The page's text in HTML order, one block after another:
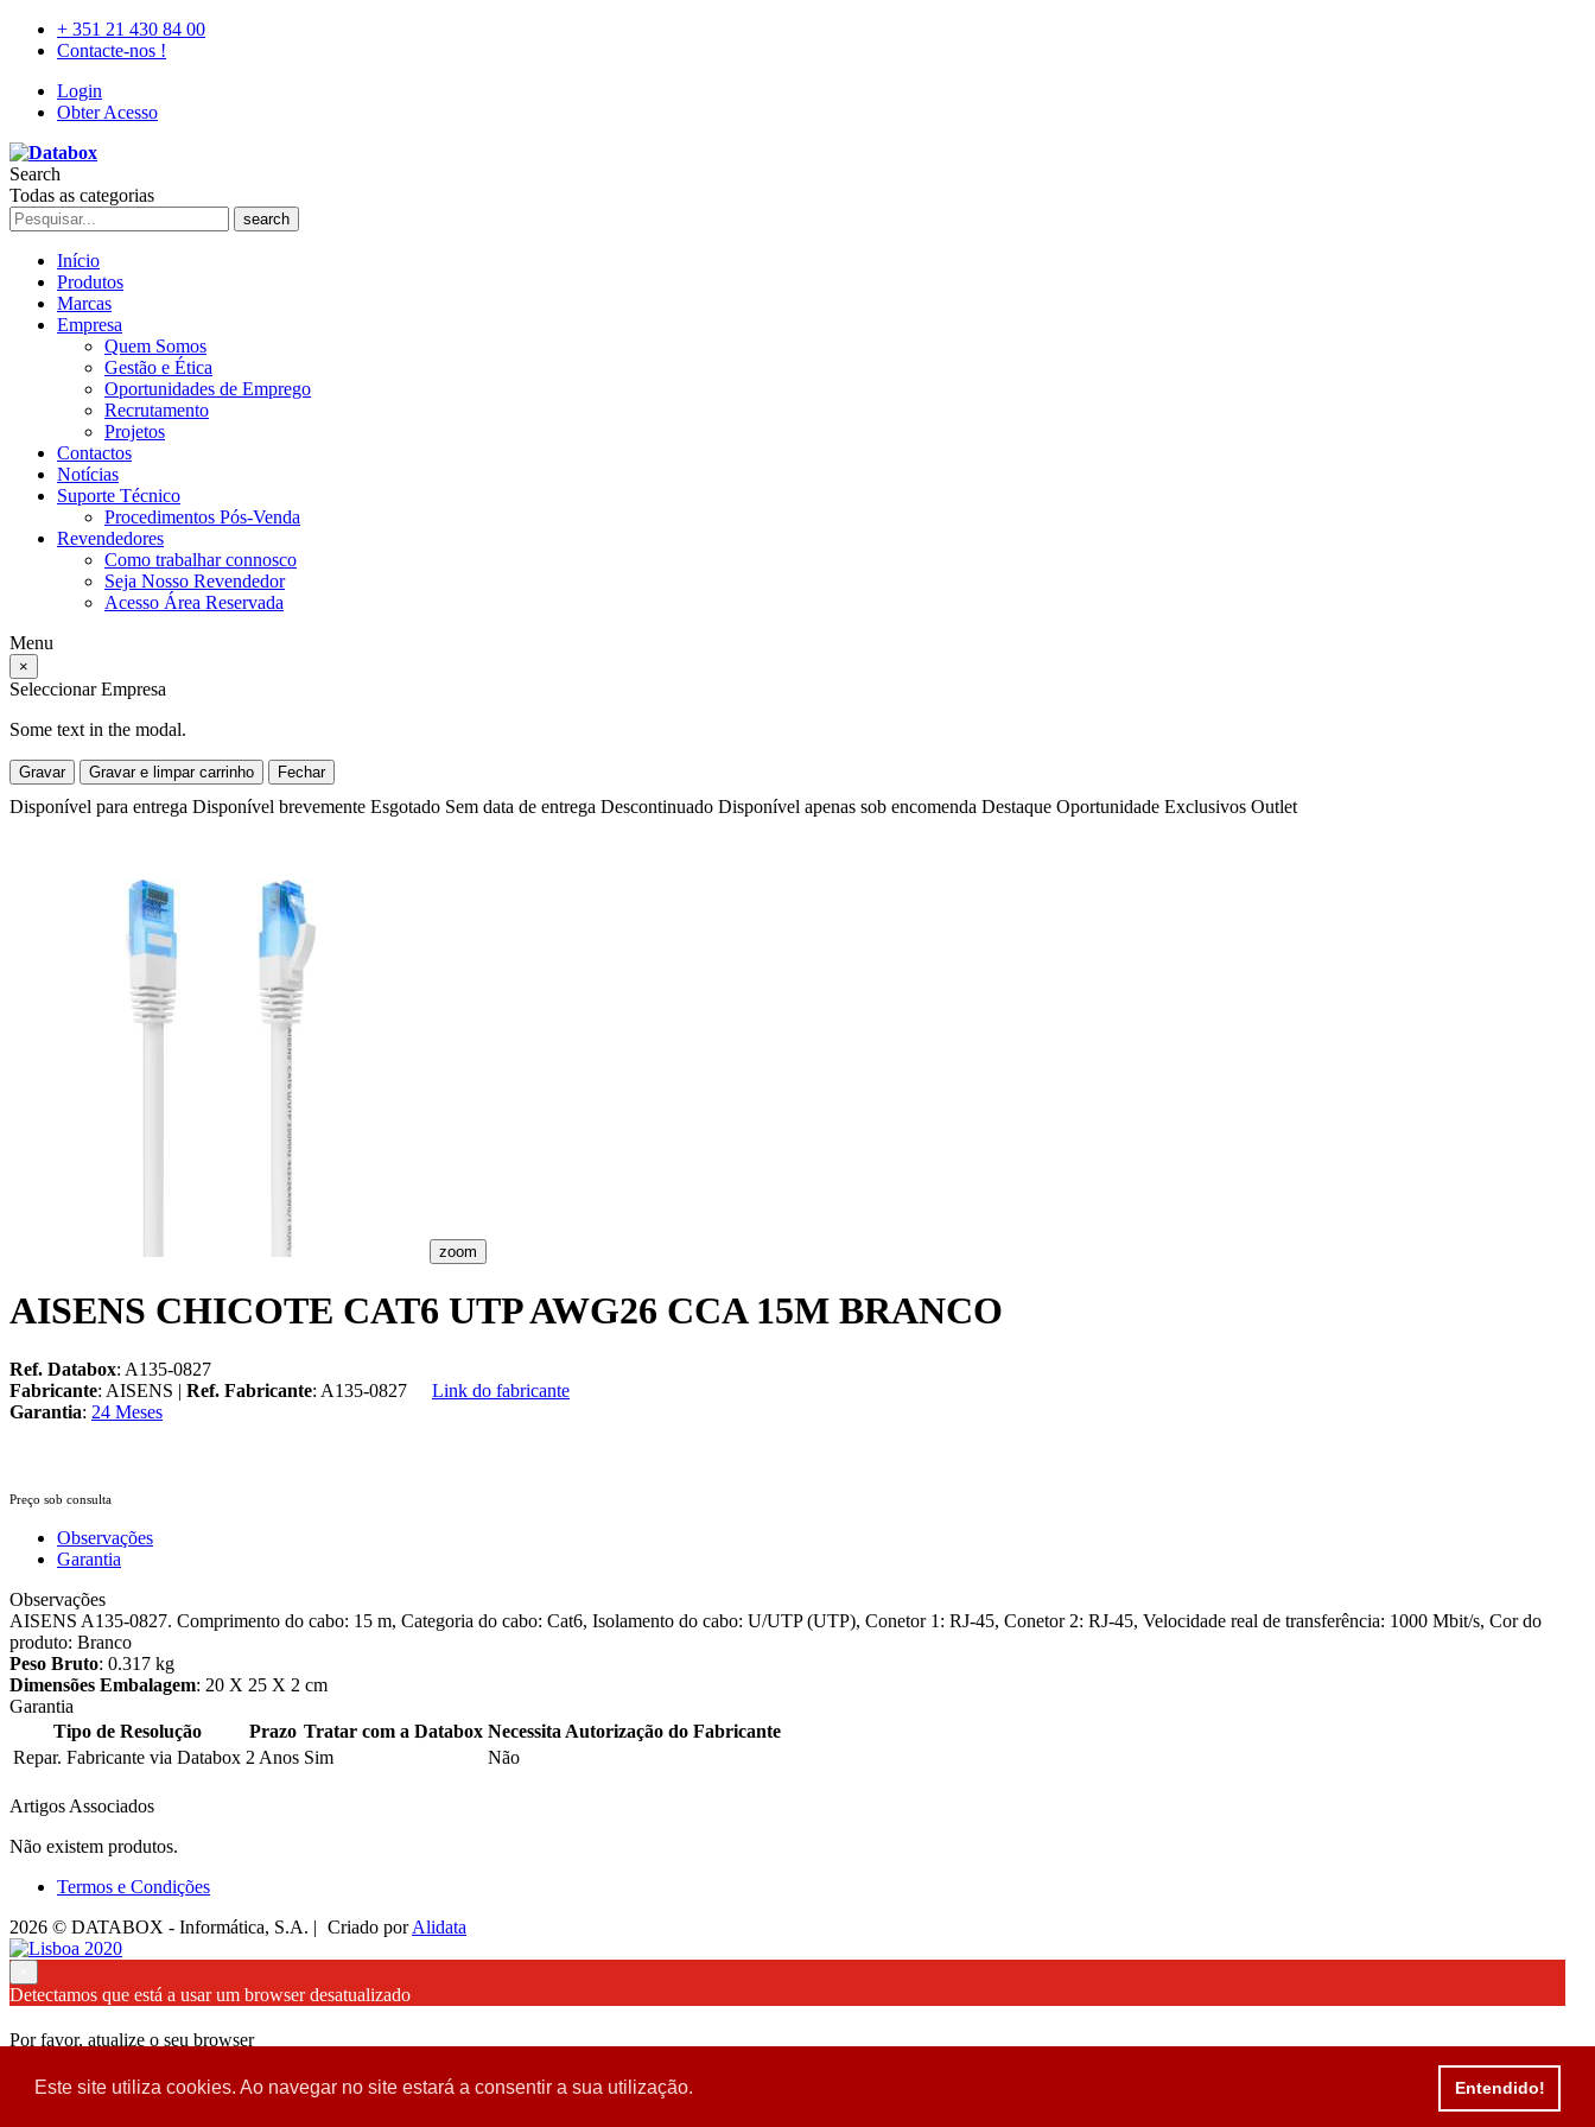
Este site utiliza cookies. Ao navegar no site estará a consentir a sua utilização. Entendido!
+ 351 21 430 84 00
Contacte-nos !
Login
Obter Acesso
Search
Todas as categorias
search
Início
Produtos
Marcas
Empresa
Quem Somos
Gestão e Ética
Oportunidades de Emprego
Recrutamento
Projetos
Contactos
Notícias
Suporte Técnico
Procedimentos Pós-Venda
Revendedores
Como trabalhar connosco
Seja Nosso Revendedor
Acesso Área Reservada
Menu
×
Seleccionar Empresa
Some text in the modal.
Gravar Gravar e limpar carrinho Fechar
Disponível para entrega Disponível brevemente Esgotado Sem data de entrega Descontinuado Disponível apenas sob encomenda Destaque Oportunidade Exclusivos Outlet
zoom
AISENS CHICOTE CAT6 UTP AWG26 CCA 15M BRANCO
Ref. Databox: A135-0827
Fabricante: AISENS | Ref. Fabricante: A135-0827
Link do fabricante
Garantia: 24 Meses
Preço sob consulta
Observações
Garantia
Observações
AISENS A135-0827. Comprimento do cabo: 15 m, Categoria do cabo: Cat6, Isolamento do cabo: U/UTP (UTP), Conetor 1: RJ-45, Conetor 2: RJ-45, Velocidade real de transferência: 1000 Mbit/s, Cor do
produto: Branco
Peso Bruto: 0.317 kg
Dimensões Embalagem: 20 X 25 X 2 cm
Garantia
Tipo de Resolução
Prazo Tratar com a Databox Necessita Autorização do Fabricante
Repar. Fabricante via Databox 2 Anos Sim Não
Artigos Associados
Não existem produtos.
Termos e Condições
2026 © DATABOX - Informática, S.A. | Criado porAlidata
Detectamos que está a usar um browser desatualizado
Por favor, atualize o seu browser